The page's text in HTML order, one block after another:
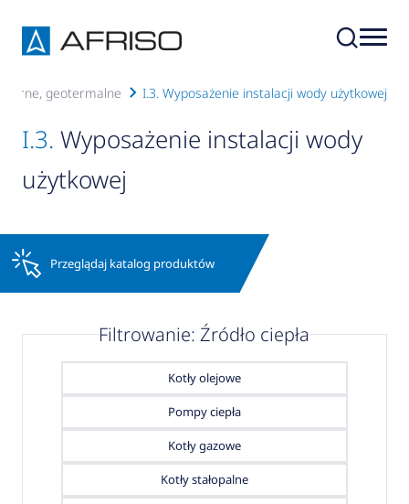
geotermalne I.3. Wyposażenie instalacji wody użytkowej
I.3. Wyposażenie instalacji wody
użytkowej
Przeglądaj katalog produktów
Filtrowanie: Źródło ciepła
Kotły olejowe
Pompy ciepła
Kotły gazowe
Kotły stałopalne